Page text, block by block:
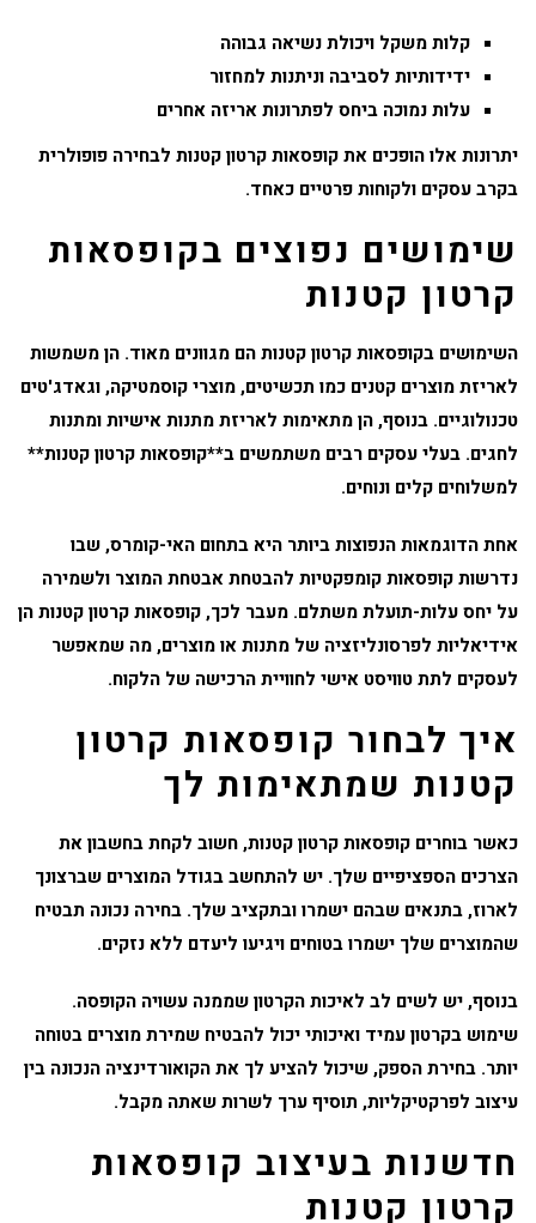
קלות משקל ויכולת נשיאה גבוהה
ידידותיות לסביבה וניתנות למחזור
עלות נמוכה ביחס לפתרונות אריזה אחרים
יתרונות אלו הופכים את קופסאות קרטון קטנות לבחירה פופולרית
בקרב עסקים ולקוחות פרטיים כאחד.
שימושים נפוצים בקופסאות
קרטון קטנות
השימושים בקופסאות קרטון קטנות הם מגוונים מאוד. הן משמשות
לאריזת מוצרים קטנים כמו תכשיטים, מוצרי קוסמטיקה, וגאדג'טים
טכנולוגיים. בנוסף, הן מתאימות לאריזת מתנות אישיות ומתנות
לחגים. בעלי עסקים רבים משתמשים ב**קופסאות קרטון קטנות**
למשלוחים קלים ונוחים.
אחת הדוגמאות הנפוצות ביותר היא בתחום האי-קומרס, שבו
נדרשות קופסאות קומפקטיות להבטחת אבטחת המוצר ולשמירה
על יחס עלות-תועלת משתלם. מעבר לכך, קופסאות קרטון קטנות הן
אידיאליות לפרסונליזציה של מתנות או מוצרים, מה שמאפשר
לעסקים לתת טוויסט אישי לחוויית הרכישה של הלקוח.
איך לבחור קופסאות קרטון
קטנות שמתאימות לך
כאשר בוחרים קופסאות קרטון קטנות, חשוב לקחת בחשבון את
הצרכים הספציפיים שלך. יש להתחשב בגודל המוצרים שברצונך
לארוז, בתנאים שבהם ישמרו ובתקציב שלך. בחירה נכונה תבטיח
שהמוצרים שלך ישמרו בטוחים ויגיעו ליעדם ללא נזקים.
בנוסף, יש לשים לב לאיכות הקרטון שממנה עשויה הקופסה.
שימוש בקרטון עמיד ואיכותי יכול להבטיח שמירת מוצרים בטוחה
יותר. בחירת הספק, שיכול להציע לך את הקואורדינציה הנכונה בין
עיצוב לפרקטיקליות, תוסיף ערך לשרות שאתה מקבל.
חדשנות בעיצוב קופסאות
קרטון קטנות